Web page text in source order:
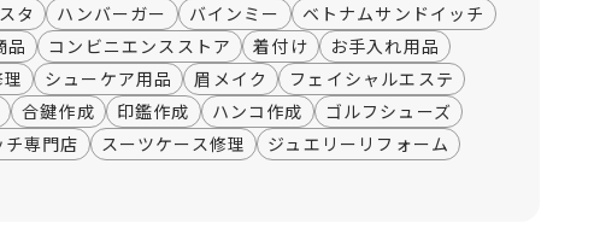
タ ハンバーガー バインミー
ベトナムサンドイッチ
品 コンビニエンスストア 着付け
お手入れ用品
シューケア用品 眉メイク
フェイシャルエステ
合鍵作成 印鑑作成 ハンコ作成
ゴルフシューズ
チ専門店 スーツケース修理
ジュエリーリフォーム